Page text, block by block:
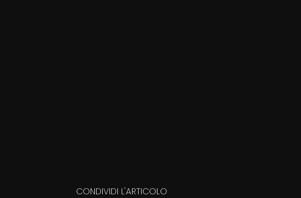
CONDIVIDI L'ARTICOLO